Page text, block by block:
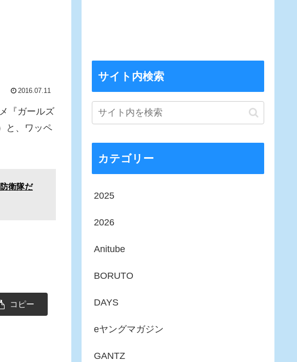
2016.07.11
『ガールズ
と、ワッペ
衛隊だ
コピー
サイト内検索
カテゴリー
2025
2026
Anitube
BORUTO
DAYS
eヤングマガジン
GANTZ